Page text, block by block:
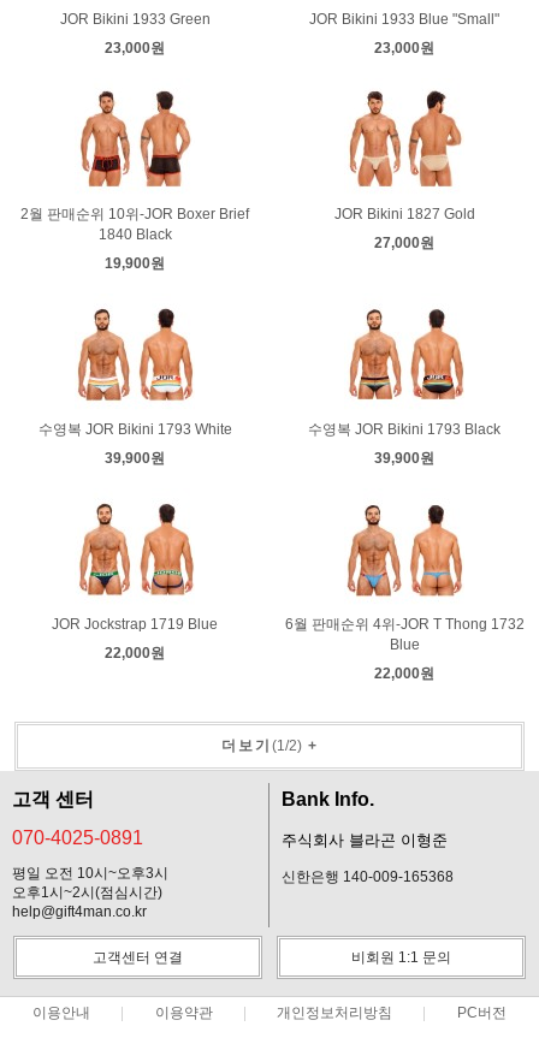
JOR Bikini 1933 Green
23,000원
JOR Bikini 1933 Blue "Small"
23,000원
2월 판매순위 10위-JOR Boxer Brief
1840 Black
19,900원
JOR Bikini 1827 Gold
27,000원
수영복 JOR Bikini 1793 White
39,900원
수영복 JOR Bikini 1793 Black
39,900원
JOR Jockstrap 1719 Blue
22,000원
6월 판매순위 4위-JOR T Thong 1732
Blue
22,000원
더보기 (1 /2)+
고객 센터
070-4025-0891
평일 오전 10시~오후3시
오후1시~2시(점심시간)
help@gift4man.co.kr
Bank Info.
주식회사 블라곤 이형준
신한은행 140-009-165368
고객센터 연결 비회원 1:1 문의
이용안내 이용약관 개인정보처리방침 PC버전